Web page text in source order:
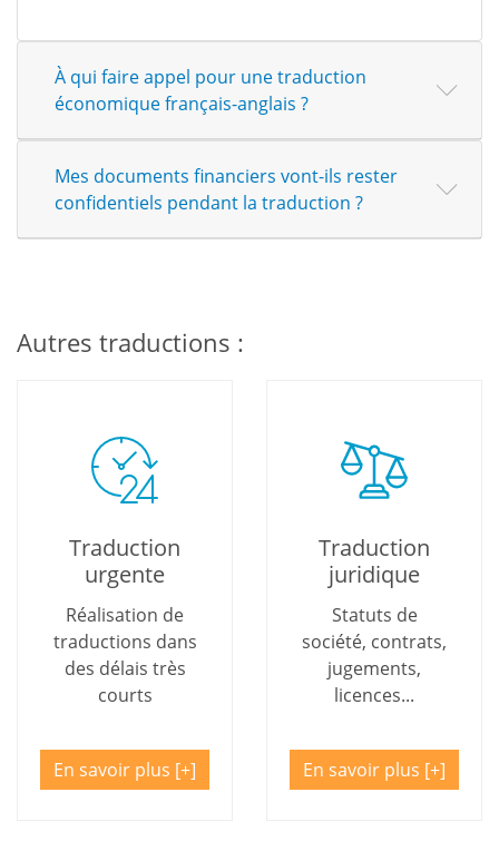
À qui faire appel pour une traduction
économique français-anglais ?
Mes documents financiers vont-ils rester
confidentiels pendant la traduction ?
Autres traductions :
Traduction
urgente
Réalisation de
traductions dans
des délais très
courts
En savoir plus
Traduction
juridique
Statuts de
société, contrats,
jugements,
licences...
En savoir plus